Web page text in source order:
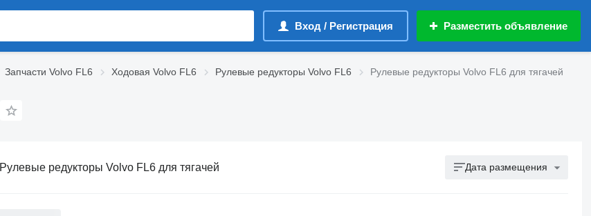
Вход / Регистрация Разместить объявление
Запчасти Volvo FL6 Ходовая Volvo FL6 Рулевые редукторы Volvo FL6 Рулевые редукторы Volvo FL6 для тягачей
Рулевые редукторы Volvo FL6 для тягачей Дата размещения